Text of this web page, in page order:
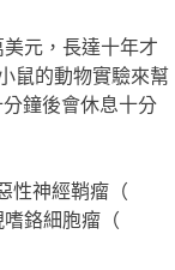
元，長達十年才
鼠的動物實驗來幫
鐘後會休息十分
性神經鞘瘤（
鉻細胞瘤（